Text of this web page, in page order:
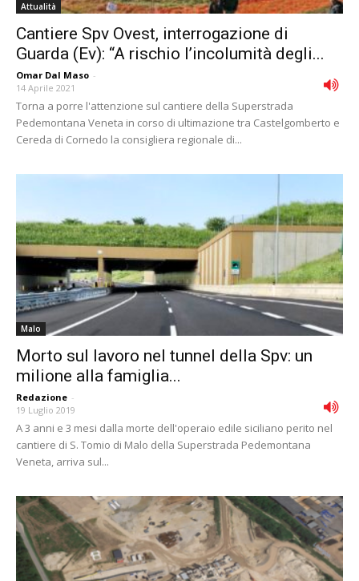
Attualità
Cantiere Spv Ovest, interrogazione di
Guarda (Ev): “A rischio l’incolumità degli...
Omar Dal Maso -
14 Aprile 2021
Torna a porre l'attenzione sul cantiere della Superstrada
Pedemontana Veneta in corso di ultimazione tra Castelgomberto e
Cereda di Cornedo la consigliera regionale di...
Malo
Morto sul lavoro nel tunnel della Spv: un
milione alla famiglia...
Redazione -
19 Luglio 2019
A 3 anni e 3 mesi dalla morte dell'operaio edile siciliano perito nel
cantiere di S. Tomio di Malo della Superstrada Pedemontana
Veneta, arriva sul...